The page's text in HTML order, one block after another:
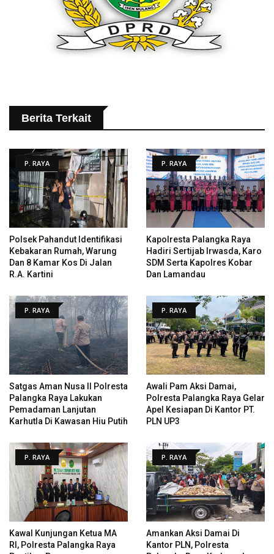
Berita Terkait
P. RAYA
Polsek Pahandut Identifikasi
Kebakaran Rumah, Warung
Dan 8 Kamar Kos Di Jalan
R.A. Kartini
P. RAYA
Kapolresta Palangka Raya
Hadiri Sertijab Irwasda, Karo
SDM Serta Kapolres Kobar
Dan Lamandau
P. RAYA
Satgas Aman Nusa II Polresta
Palangka Raya Lakukan
Pemadaman Lanjutan
Karhutla Di Kawasan Hiu Putih
P. RAYA
Awali Pam Aksi Damai,
Polresta Palangka Raya Gelar
Apel Kesiapan Di Kantor PT.
PLN UP3
P. RAYA
Kawal Kunjungan Ketua MA
RI, Polresta Palangka Raya
P. RAYA
Amankan Aksi Damai Di
Kantor PLN, Polresta